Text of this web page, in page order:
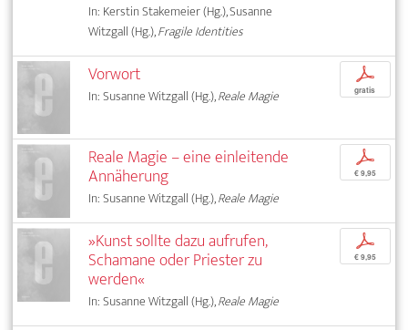
In: Kerstin Stakemeier (Hg.), Susanne
Witzgall (Hg.),Fragile Identities
Vorwort
In: Susanne Witzgall (Hg.),Reale Magie
p
gratis
Reale Magie – eine einleitende
Annäherung
In: Susanne Witzgall (Hg.),Reale Magie
p
€ 9,95
»Kunst sollte dazu aufrufen,
Schamane oder Priester zu
werden«
In: Susanne Witzgall (Hg.),Reale Magie
p
€ 9,95